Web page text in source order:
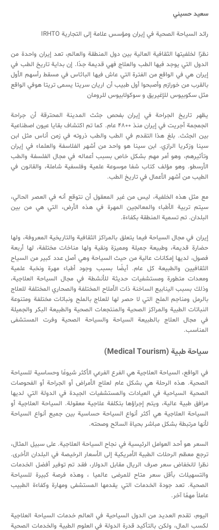
سعيد حسيني
رائد السياحة الصحية في إيران ومؤسس علامة إلی التجارية IRHTO
نظرًا لخلفيتها الثقافية العالية بين دول المنطقة والعالم، تعد إيران واحدة من
الدول التي يوجد فيها الطب والعلاج فهي قديمة جدًا. إن بداية تاريخ الطب في
إيران هي في الواقع من الفترة التي عاش فيها الباثاس في مسقط رأسهم الأول
بالقرب من خورازم وأصبحوا أول طبيب أن اریان سریتا یسمی تریتا هوفي الواقع
مثل سکوبیوس للإغیریق و سوکولابیوس للرومان
يظهر تاريخ الجراحة في إيران بفحص جثث المدينة المحترقة أن جراحة
الجمجمة أجريت في إيران منذ ۴۸۰۰ عام. كما تم اكتشاف بقايا عيون اصطناعية
بين الجثث. بلغ هذا التقدم في الطب والطب ذروته في زمن أناس مثل ابن
سينا ​​وزكريا الرازي. ابن سينا ​​هو واحد من أشهر الفلاسفة والعلماء في إيران
وتأثيرهم، وهو أمر مهم بشكل خاص بسبب أعماله في مجال الفلسفة والطب
الأرسطو. وهو مؤلف كتاب شفا موسوعة علمية وفلسفية شاملة، والقانون في
الطيب من أشهر الأعمال في تاريخ الطب.
مع مثل هذه الخلفية، ليس من غير المعقول أن نتوقع أنه في العصر الحالي،
سيتم تربية الأطباء والمعالجين المهرة في هذه الأرض، التي هي من بين
البلدان. ​​تم تسمية المنطقة بكفاءة.
إيران في مجال السياحة فيما يتعلق بالمراكز الثقافية والتاريخية المعروفة، ولها
حضارة قديمة، وطبيعة جميلة ومميزة ونقية ولها مناخات مختلفة، لها أربعة
فصول، لديها إمكانات عالية من حيث السياحة وهي أصل عدد كبير من السياح
الثقافيين والطبيعة كل عام. أيضًا بسبب وجود أطباء مهرة ونخبة علمية
ومعدات متطورة ومستشفيات حديثة للأنشطة في مجال السياحة العلاجية،
وذلك بسبب الينابيع الساخنة ذات الأملاح المختلفة والصحاري المختلفة للعلاج
بالرمل ومناجم الملح التي لا حصر لها للعلاج بالملح ونباتات مختلفة ومتنوعة
النباتات الطبية والمراكز الصحية والمنتجعات الصحية والطبيعة البكر والجميلة
في مجال العلاج بالطبيعة السياحة والسياحة الصحية وفرت المستشفى
المناسب.
سياحة طبية (
Medical Tourism
)
في الواقع، السياحة العلاجية هي الفرع الفرعي الأكثر شيوعًا وحساسية للسياحة
الصحية. هذه الرحلة هي بشكل عام لعلاج الأمراض أو الجراحة أو الفحوصات
الصحية السياحية في العيادات والمستشفيات الجيدة في الدولة التي لديها
مرافق طبية عالية، ويتم إجراؤها بتكلفة علاجية معقولة. السياحة العلاجية أو
السياحة العلاجية هي أكثر أنواع السياحة حساسية بين جميع أنواع السياحة
لأنها مرتبطة بشكل مباشر بحياة السائح وصحته.
السعر هو أحد العوامل الرئيسية في نجاح السياحة العلاجية. على سبيل المثال،
ترجع معظم الرحلات الطبية الأمريكية إلى الأسعار الرخيصة في البلدان الأخرى.
نظرا لانخفاض سعر صرف الريال مقابل الدولار، فقد تم توفير أفضل الخدمات
والتسهيلات بأقل سعر متاح للمرضى عالميا ، وهذه فرصة كبيرة للسياحة
الصحية. تعد جودة الخدمات التي يقدمها المستشفى ومهارة وكفاءة الطبيب
عاملاً مهمًا آخر.
اليوم، تقدم العديد من الدول السياحية في العالم خدمات السياحة العلاجية
لكسب المال، ولكن بالتأكيد قدرة الدولة في العلوم الطبية والخدمات الصحية